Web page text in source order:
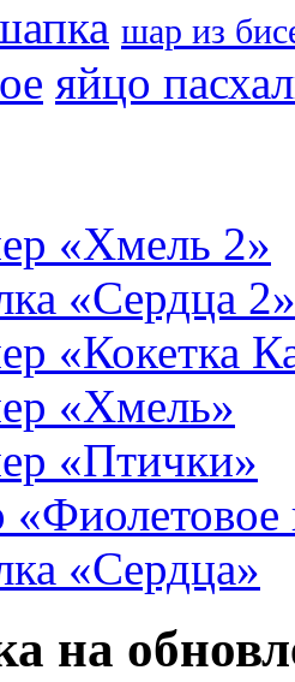
шар из
яйцо
«Хмель 2»
«Сердца 2»
«Кокетка
«Хмель»
«Птички»
«Фиолетовое
«Сердца»
на